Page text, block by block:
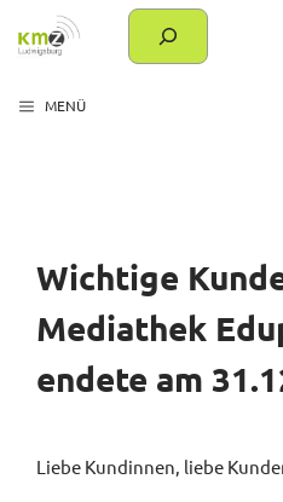
Inhalt
Suchen
MENÜ
Wichtige
Mediathek
endete am
Liebe Kundinnen, liebe